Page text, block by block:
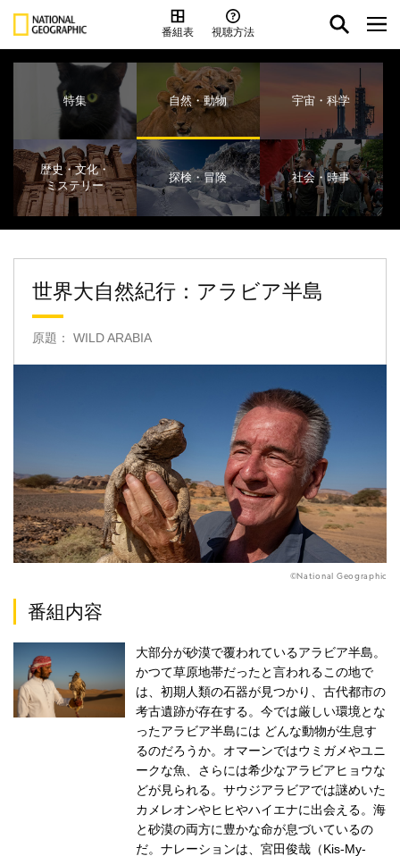
番組表 視聴方法
特集 自然・動物 宇宙・科学
歴史・文化・
ミステリー
探検・冒険 社会・時事
世界大自然紀行：アラビア半島
原題： WILD ARABIA
©National Geographic
番組内容
大部分が砂漠で覆われているアラビア半島。
かつて草原地帯だったと言われるこの地で
は、初期人類の石器が見つかり、古代都市の
考古遺跡が存在する。今では厳しい環境とな
ったアラビア半島には どんな動物が生息す
るのだろうか。オマーンではウミガメやユニ
ークな魚、さらには希少なアラビアヒョウな
どが見られる。サウジアラビアでは謎めいた
カメレオンやヒヒやハイエナに出会える。海
と砂漠の両方に豊かな命が息づいているの
だ。ナレーションは、宮田俊哉（Kis-My-